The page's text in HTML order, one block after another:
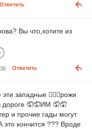
Ответить
Вы что,хотите из
Ответить
западные 🏳️‍🌈🗽рожи
дороге 🤦🤦ИМ 🤦🤦
и прочие гады могут
кончится ??? Вроде